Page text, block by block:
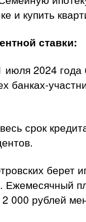
и купить
ставки:
июля 2024 года
банках-
срок
берет
Ежемесячный
000 рублей